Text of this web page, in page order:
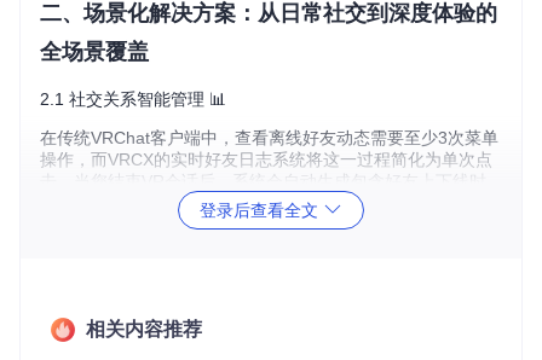
二、场景化解决方案：从日常社交到深度体验的
全场景覆盖
2.1 社交关系智能管理 📊
在传统VRChat客户端中，查看离线好友动态需要至少3次菜单
操作，而VRCX的实时好友日志系统将这一过程简化为单次点
击。当您结束VR会话后，系统会自动生成包含好友上下线时
间、世界访问记录的可视化时间线，甚至能智能识别重要社交
事件（如好友生日、常用世界更新）并主动提醒。
环境，智能选择最优服务器节点；进入常用世界时，自动加载
您上次保存的视角位置和偏好设置；遇到技术问题时，内置的
登录后查看全文
相关内容推荐